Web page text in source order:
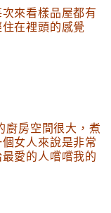
來看樣品屋都有
在裡頭的感覺
廚房空間很大 ，煮
個女人來說是非常
愛的人嚐嚐我的